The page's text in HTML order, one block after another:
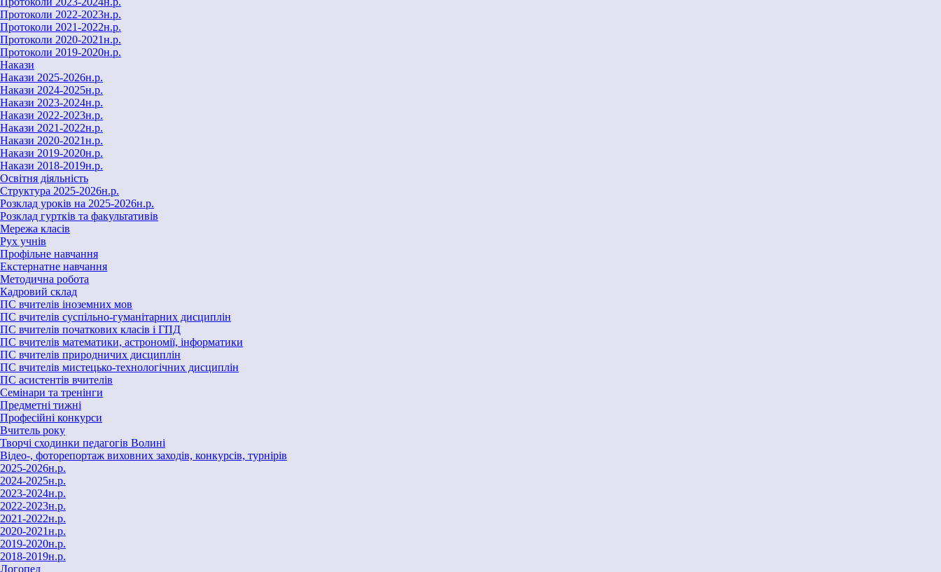
Протоколи 2022-2023н.р.
Протоколи 2021-2022н.р.
Протоколи 2020-2021н.р.
Протоколи 2019-2020н.р.
Накази
Накази 2025-2026н.р.
Накази 2024-2025н.р.
Накази 2023-2024н.р.
Накази 2022-2023н.р.
Накази 2021-2022н.р.
Накази 2020-2021н.р.
Накази 2019-2020н.р.
Накази 2018-2019н.р.
Освітня діяльність
Структура 2025-2026н.р.
Розклад уроків на 2025-2026н.р.
Розклад гуртків та факультативів
Мережа класів
Рух учнів
Профільне навчання
Екстернатне навчання
Методична робота
Кадровий склад
ПС вчителів іноземних мов
ПС вчителів суспільно-гуманітарних дисциплін
ПС вчителів початкових класів і ГПД
ПС вчителів математики, астрономії, інформатики
ПС вчителів природничих дисциплін
ПС вчителів мистецько-технологічних дисциплін
ПС асистентів вчителів
Семінари та тренінги
Предметні тижні
Професійні конкурси
Вчитель року
Творчі сходинки педагогів Волині
Відео-, фоторепортаж виховних заходів, конкурсів, турнірів
2025-2026н.р.
2024-2025н.р.
2023-2024н.р.
2022-2023н.р.
2021-2022н.р.
2020-2021н.р.
2019-2020н.р.
2018-2019н.р.
Логопед